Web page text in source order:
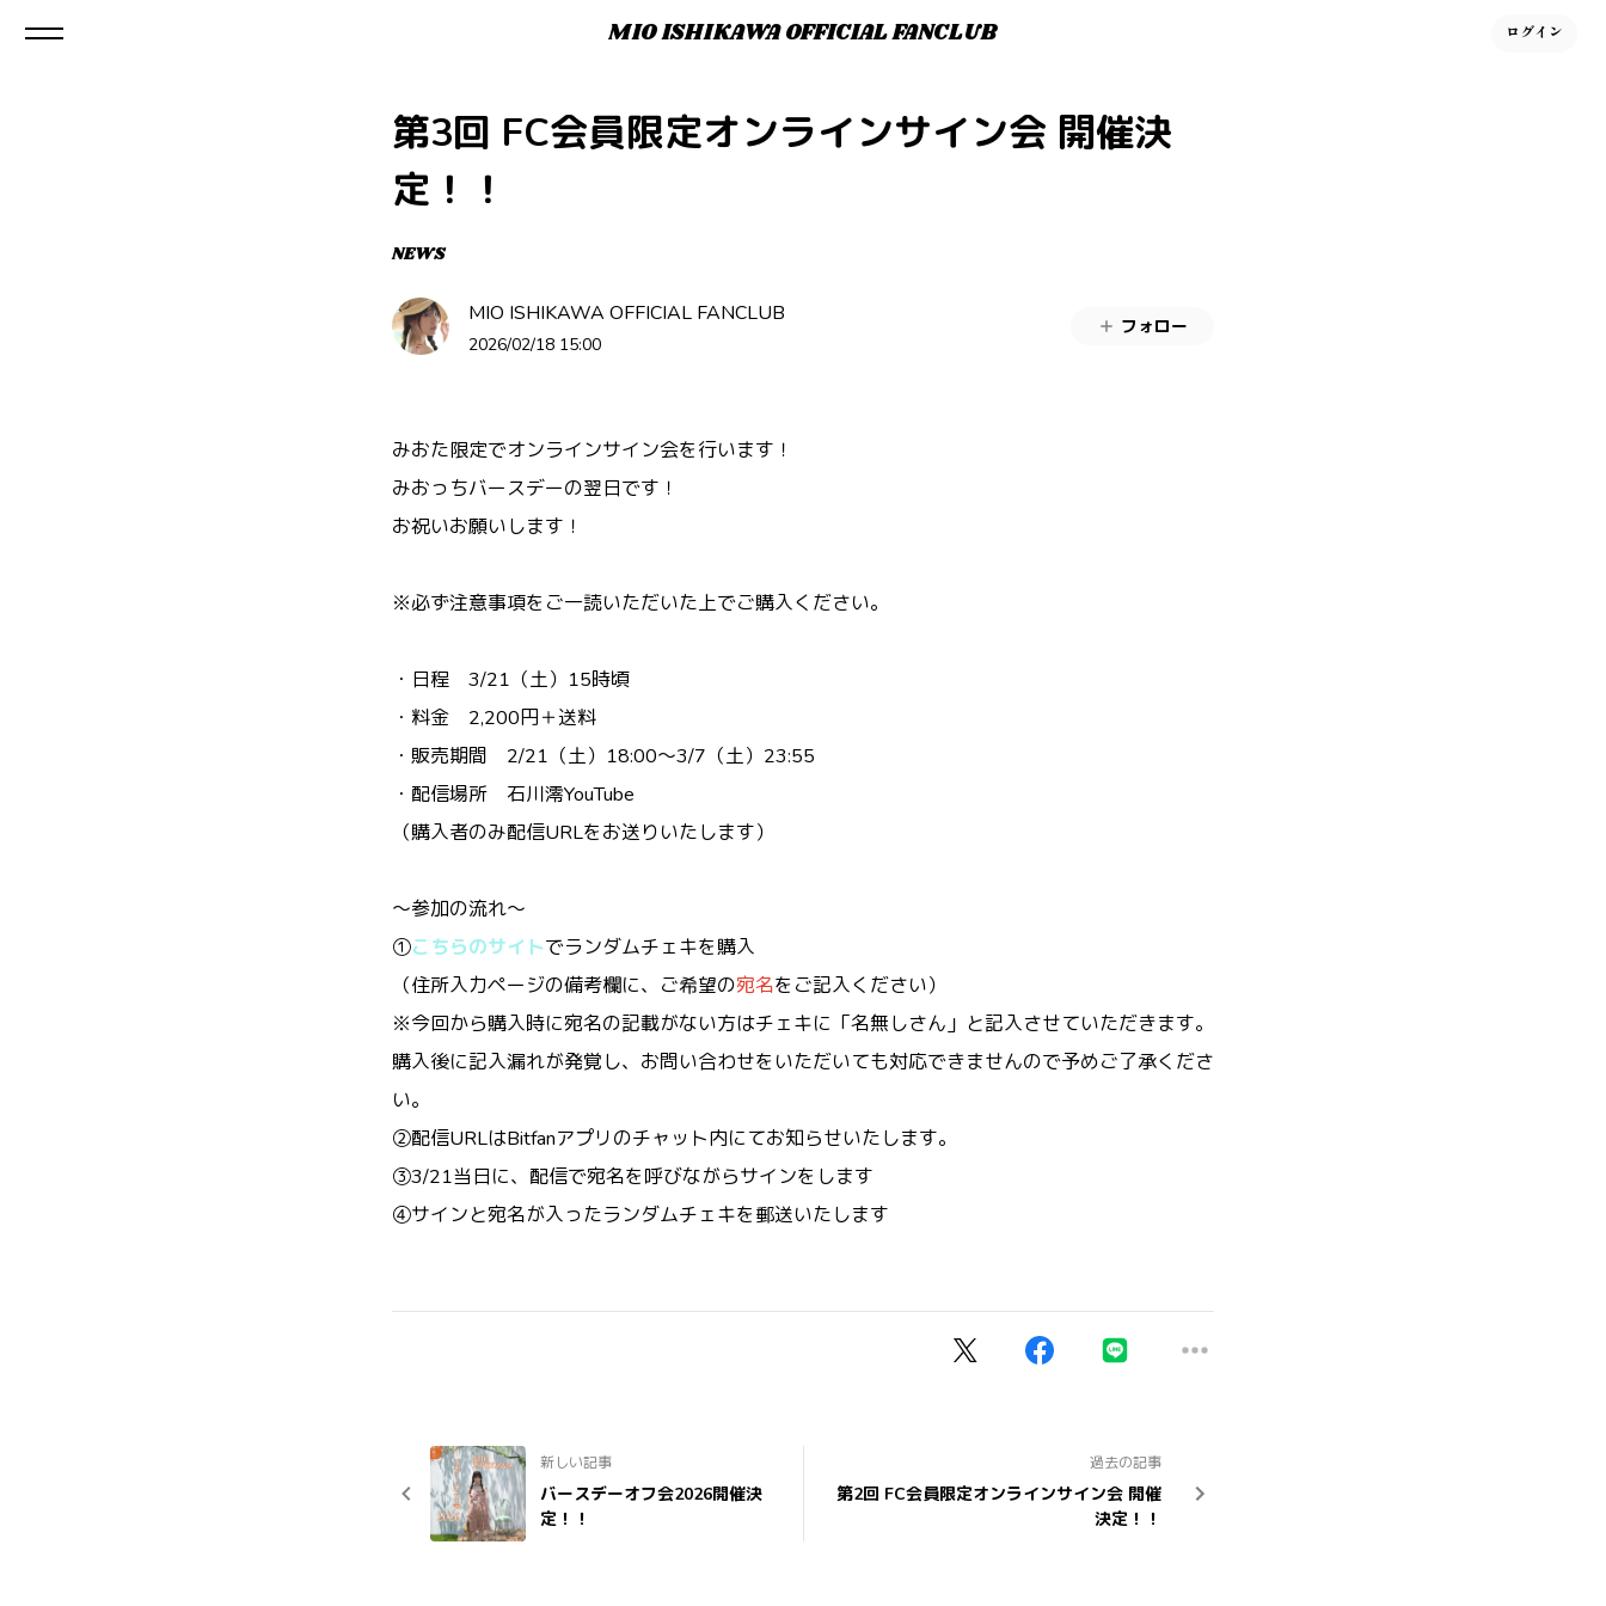
MIO ISHIKAWA OFFICIAL FANCLUB ログイン
第3回 FC会員限定オンラインサイン会 開催決
定！！
NEWS
MIO ISHIKAWA OFFICIAL FANCLUB
2026/02/18 15:00
フォロー
みおた限定でオンラインサイン会を行います！
みおっちバースデーの翌日です！
お祝いお願いします！
※必ず注意事項をご一読いただいた上でご購入ください。
・日程 3/21（土）15時頃
・料金 2,200円＋送料
・販売期間 2/21（土）18:00〜3/7（土）23:55
・配信場所 石川澪YouTube
（購入者のみ配信URLをお送りいたします）
〜参加の流れ〜
①こちらのサイトでランダムチェキを購入
（住所入力ページの備考欄に、ご希望の宛名をご記入ください）
※今回から購入時に宛名の記載がない方はチェキに「名無しさん」と記入させていただきます。
購入後に記入漏れが発覚し、お問い合わせをいただいても対応できませんので予めご了承くださ
い。
②配信URLはBitfanアプリのチャット内にてお知らせいたします。
③3/21当日に、配信で宛名を呼びながらサインをします
④サインと宛名が入ったランダムチェキを郵送いたします
新しい記事
バースデーオフ会2026開催決
定！！
過去の記事
第2回 FC会員限定オンラインサイン会 開催
決定！！